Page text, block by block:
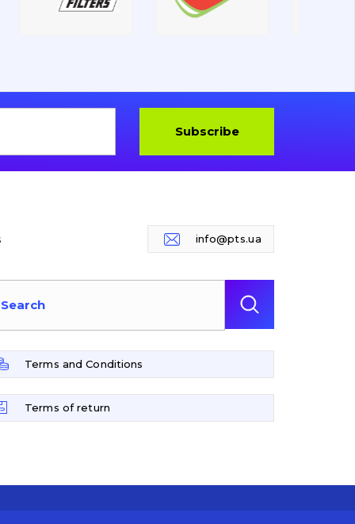
Subscribe
info@pts.ua
Terms and Conditions
Terms of return